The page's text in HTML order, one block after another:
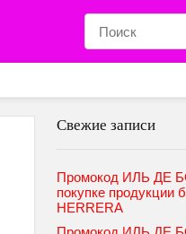
Свежие записи
Промокод ИЛЬ ДЕ
покупке продукции
HERRERA